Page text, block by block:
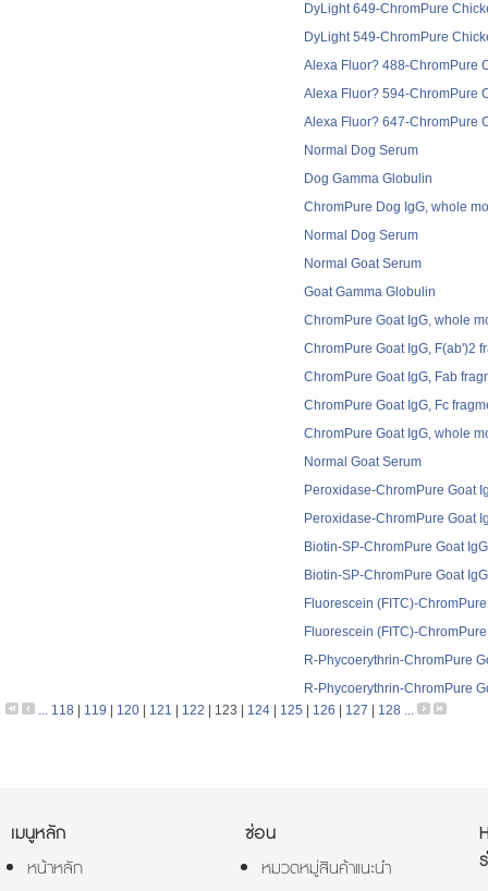
DyLight 649-ChromPure
DyLight 549-ChromPure
Alexa Fluor? 488-ChromPure
Alexa Fluor? 594-ChromPure
Alexa Fluor? 647-ChromPure
Normal Dog Serum
Dog Gamma Globulin
ChromPure Dog IgG, whole
Normal Dog Serum
Normal Goat Serum
Goat Gamma Globulin
ChromPure Goat IgG, whole
ChromPure Goat IgG, F(ab')2
ChromPure Goat IgG, Fab
ChromPure Goat IgG, Fc
ChromPure Goat IgG, whole
Normal Goat Serum
Peroxidase-ChromPure Goat
Peroxidase-ChromPure Goat
Biotin-SP-ChromPure Goat
Biotin-SP-ChromPure Goat
Fluorescein (FITC)-
Fluorescein (FITC)-
R-Phycoerythrin-ChromPure
R-Phycoerythrin-ChromPure
... 118 119 120 121 122 123 124 125 126 127 128 ...
เมนูหลัก
หน้าหลัก
ซ่อน
หมวดหมู่สินค้าแนะนำ